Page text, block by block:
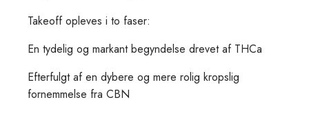
Takeoff opleves i to faser:
En tydelig og markant begyndelse drevet af THCa
Efterfulgt af en dybere og mere rolig kropslig
fornemmelse fra CBN